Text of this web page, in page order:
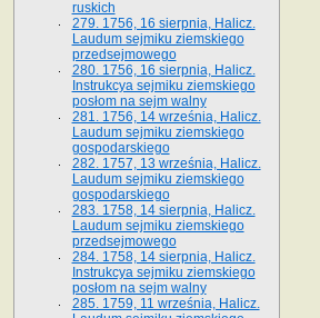
ruskich
279. 1756, 16 sierpnia, Halicz.
Laudum sejmiku ziemskiego
przedsejmowego
280. 1756, 16 sierpnia, Halicz.
Instrukcya sejmiku ziemskiego
posłom na sejm walny
281. 1756, 14 września, Halicz.
Laudum sejmiku ziemskiego
gospodarskiego
282. 1757, 13 września, Halicz.
Laudum sejmiku ziemskiego
gospodarskiego
283. 1758, 14 sierpnia, Halicz.
Laudum sejmiku ziemskiego
przedsejmowego
284. 1758, 14 sierpnia, Halicz.
Instrukcya sejmiku ziemskiego
posłom na sejm walny
285. 1759, 11 września, Halicz.